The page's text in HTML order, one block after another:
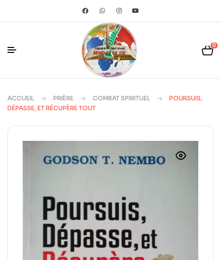
0
ACCUEIL PRIÈRE COMBAT SPIRITUEL
POURSUIS,
DÉPASSE, ET RÉCUPÈRE TOUT